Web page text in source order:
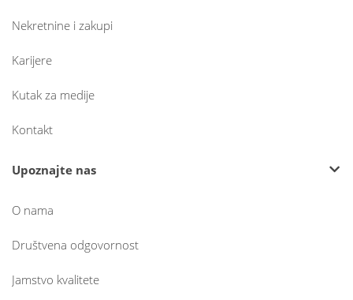
Nekretnine i zakupi
Karijere
Kutak za medije
Kontakt
Upoznajte nas
O nama
Društvena odgovornost
Jamstvo kvalitete